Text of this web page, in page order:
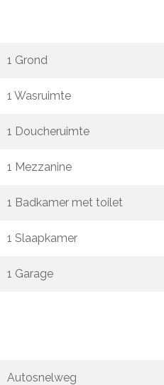
1 Grond
1 Wasruimte
1 Doucheruimte
1 Mezzanine
1 Badkamer met toilet
1 Slaapkamer
1 Garage
Autosnelweg